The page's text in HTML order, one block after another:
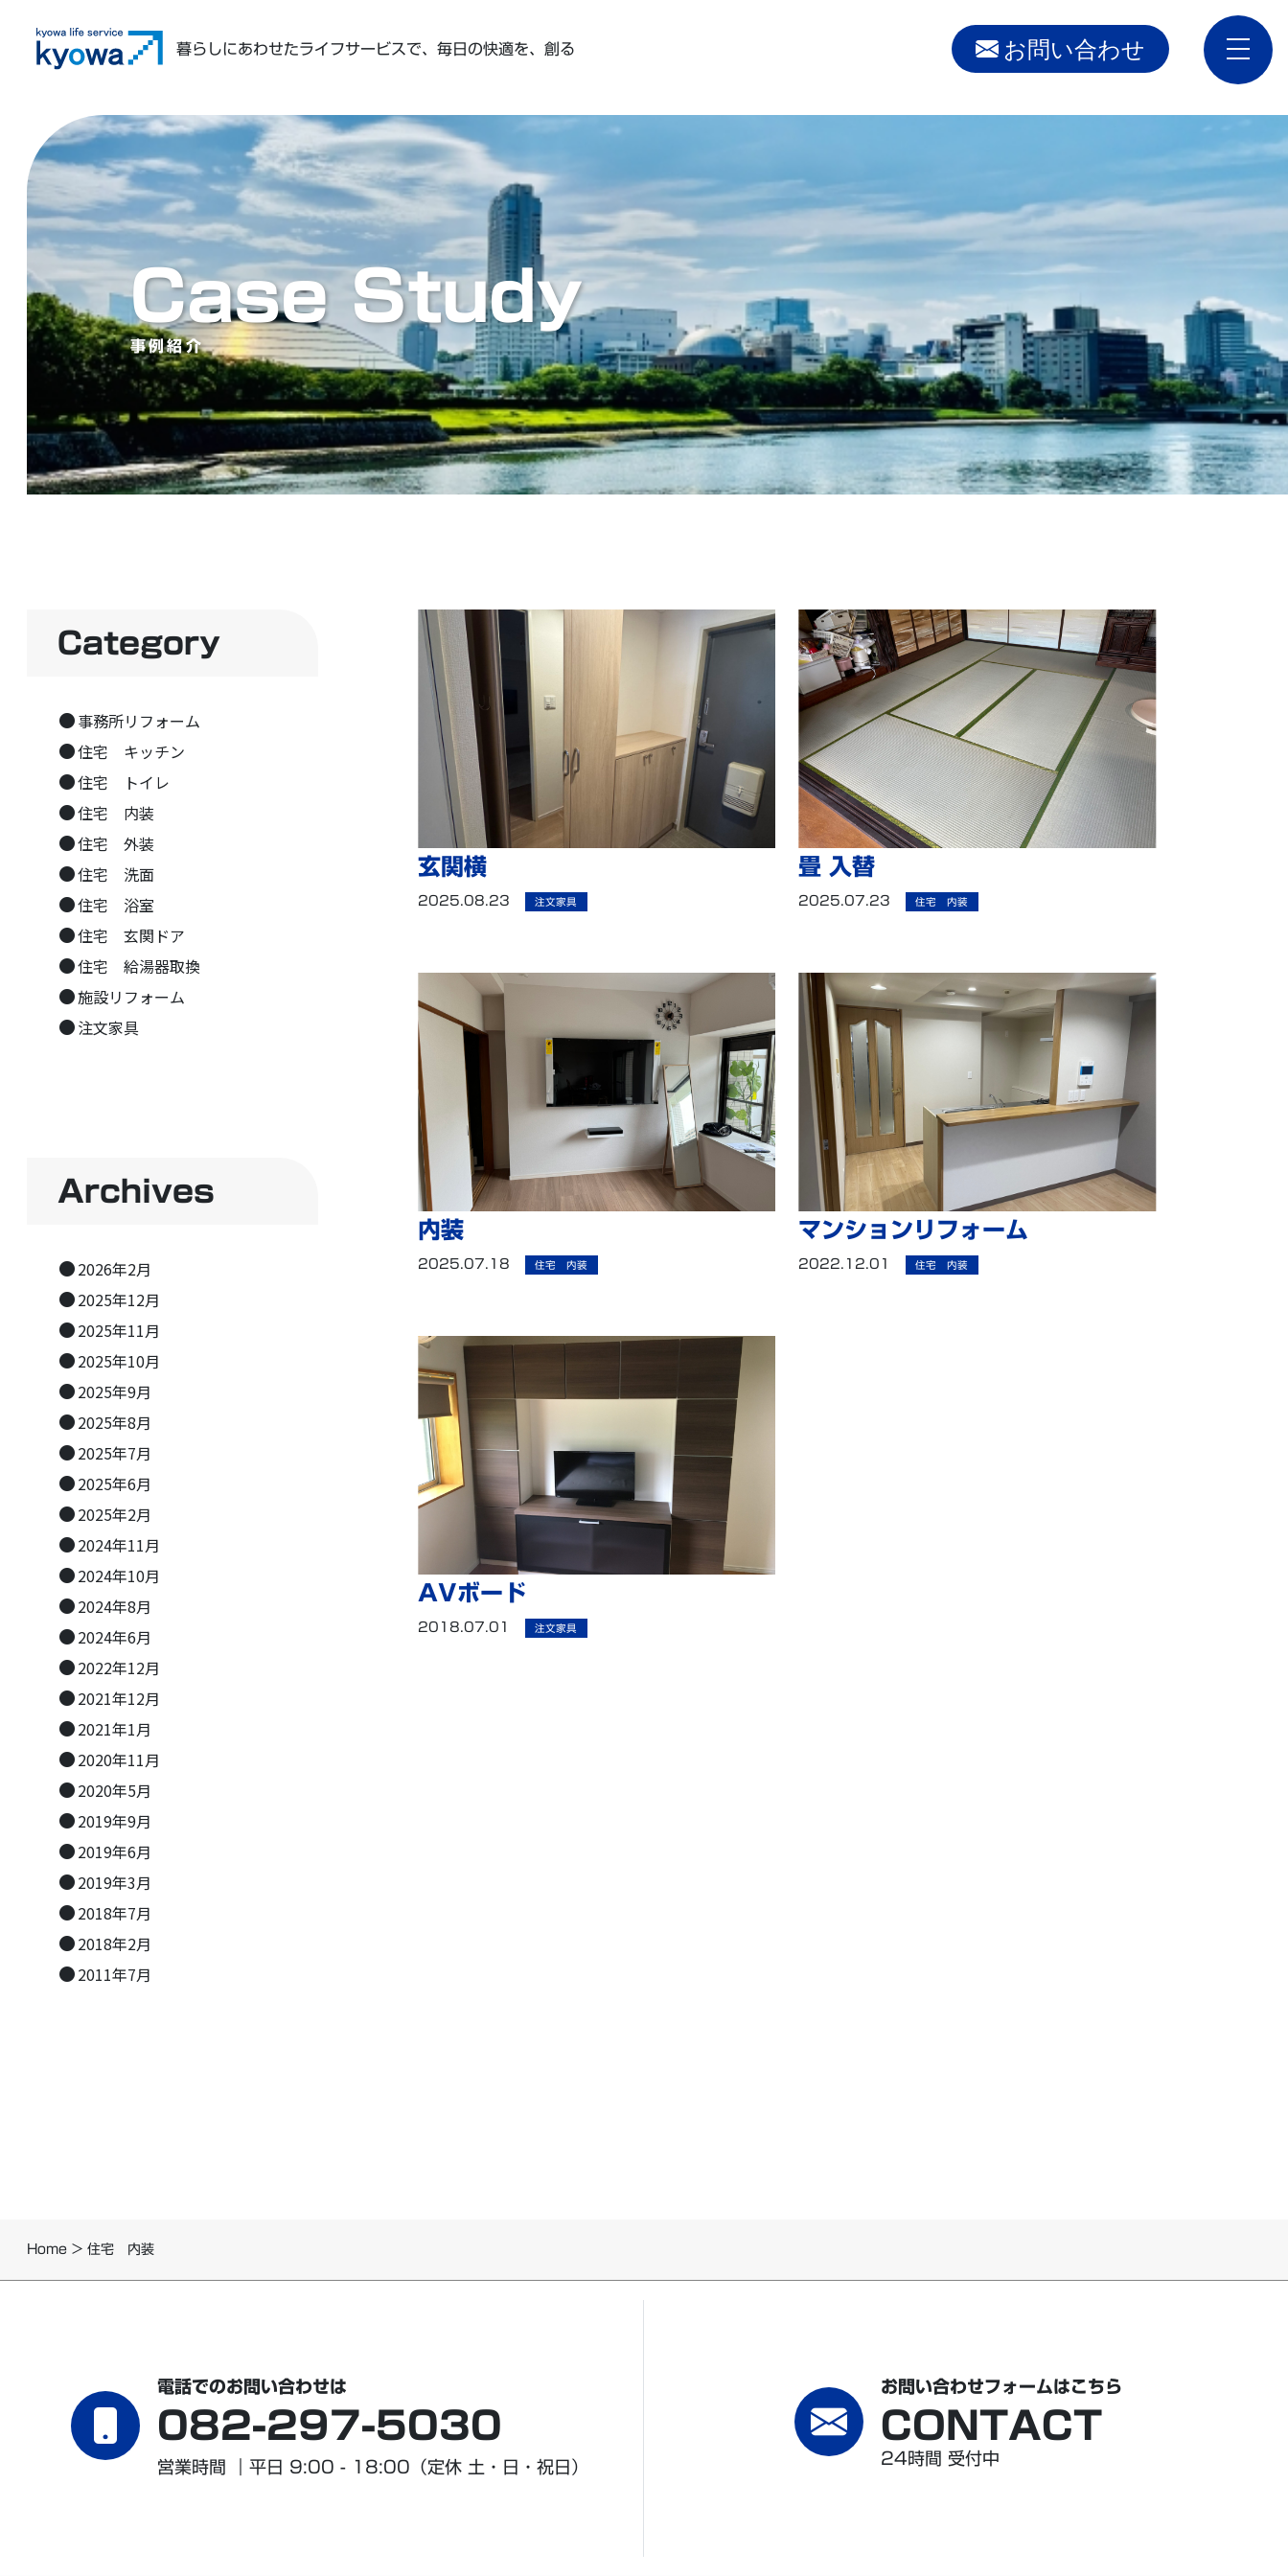
暮らしにあわせたライフサービスで、 毎日の快適を、創る お問い合わせ
toggle
Case Study
事例紹介
玄関横
2025.08.23 注文家具
畳 入替
2025.07.23 住宅 内装
内装
2025.07.18 住宅 内装
マンションリフォーム
2022.12.01 住宅 内装
AVボード
2018.07.01 注文家具
Category
事務所リフォーム
住宅 キッチン
住宅 トイレ
住宅 内装
住宅 外装
住宅 洗面
住宅 浴室
住宅 玄関ドア
住宅 給湯器取換
施設リフォーム
注文家具
Archives
2026年2月
2025年12月
2025年11月
2025年10月
2025年9月
2025年8月
2025年7月
2025年6月
2025年2月
2024年11月
2024年10月
2024年8月
2024年6月
2022年12月
2021年12月
2021年1月
2020年11月
2020年5月
2019年9月
2019年6月
2019年3月
2018年7月
2018年2月
2011年7月
Home > 住宅 内装
電話でのお問い合わせは
082-297-5030
営業時間 ｜平日 9:00 - 18:00 （定休 土・日・祝日）
お問い合わせフォームはこちら
CONTACT
24時間 受付中